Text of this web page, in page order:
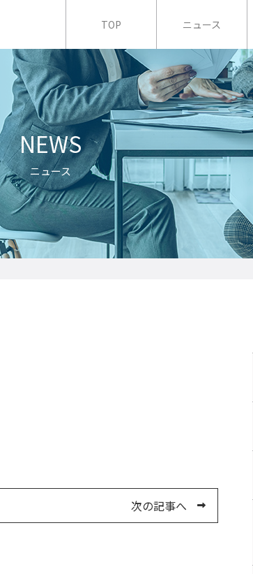
TOP ニュース
NEWS
ニュース
次の記事へ